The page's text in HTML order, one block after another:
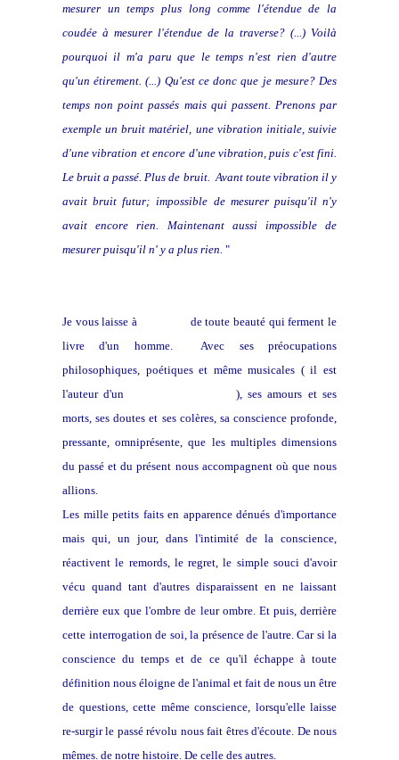
mesurer un temps plus long comme l'étendue de la
coudée à mesurer l'étendue de la traverse? (...) Voilà
pourquoi il m'a paru que le temps n'est rien d'autre
qu'un étirement. (...) Qu'est ce donc que je mesure? Des
temps non point passés mais qui passent. Prenons par
exemple un bruit matériel, une vibration initiale, suivie
d'une vibration et encore d'une vibration, puis c'est fini.
Le bruit a passé. Plus de bruit. Avant toute vibration il y
avait bruit futur; impossible de mesurer puisqu'il n'y
avait encore rien. Maintenant aussi impossible de
mesurer puisqu'il n' y a plus rien. "
Je vous laisse à
de toute beauté qui ferment le
livre d'un homme. Avec ses préocupations
philosophiques, poétiques et même musicales ( il est
l'auteur d'un
), ses amours et ses
morts, ses doutes et ses colères, sa conscience profonde,
pressante, omniprésente, que les multiples dimensions
du passé et du présent nous accompagnent où que nous
allions.
Les mille petits faits en apparence dénués d'importance
mais qui, un jour, dans l'intimité de la conscience,
réactivent le remords, le regret, le simple souci d'avoir
vécu quand tant d'autres disparaissent en ne laissant
derrière eux que l'ombre de leur ombre. Et puis, derrière
cette interrogation de soi, la présence de l'autre. Car si la
conscience du temps et de ce qu'il échappe à toute
définition nous éloigne de l'animal et fait de nous un être
de questions, cette même conscience, lorsqu'elle laisse
re-surgir le passé révolu nous fait êtres d'écoute. De nous
mêmes. de notre histoire. De celle des autres.